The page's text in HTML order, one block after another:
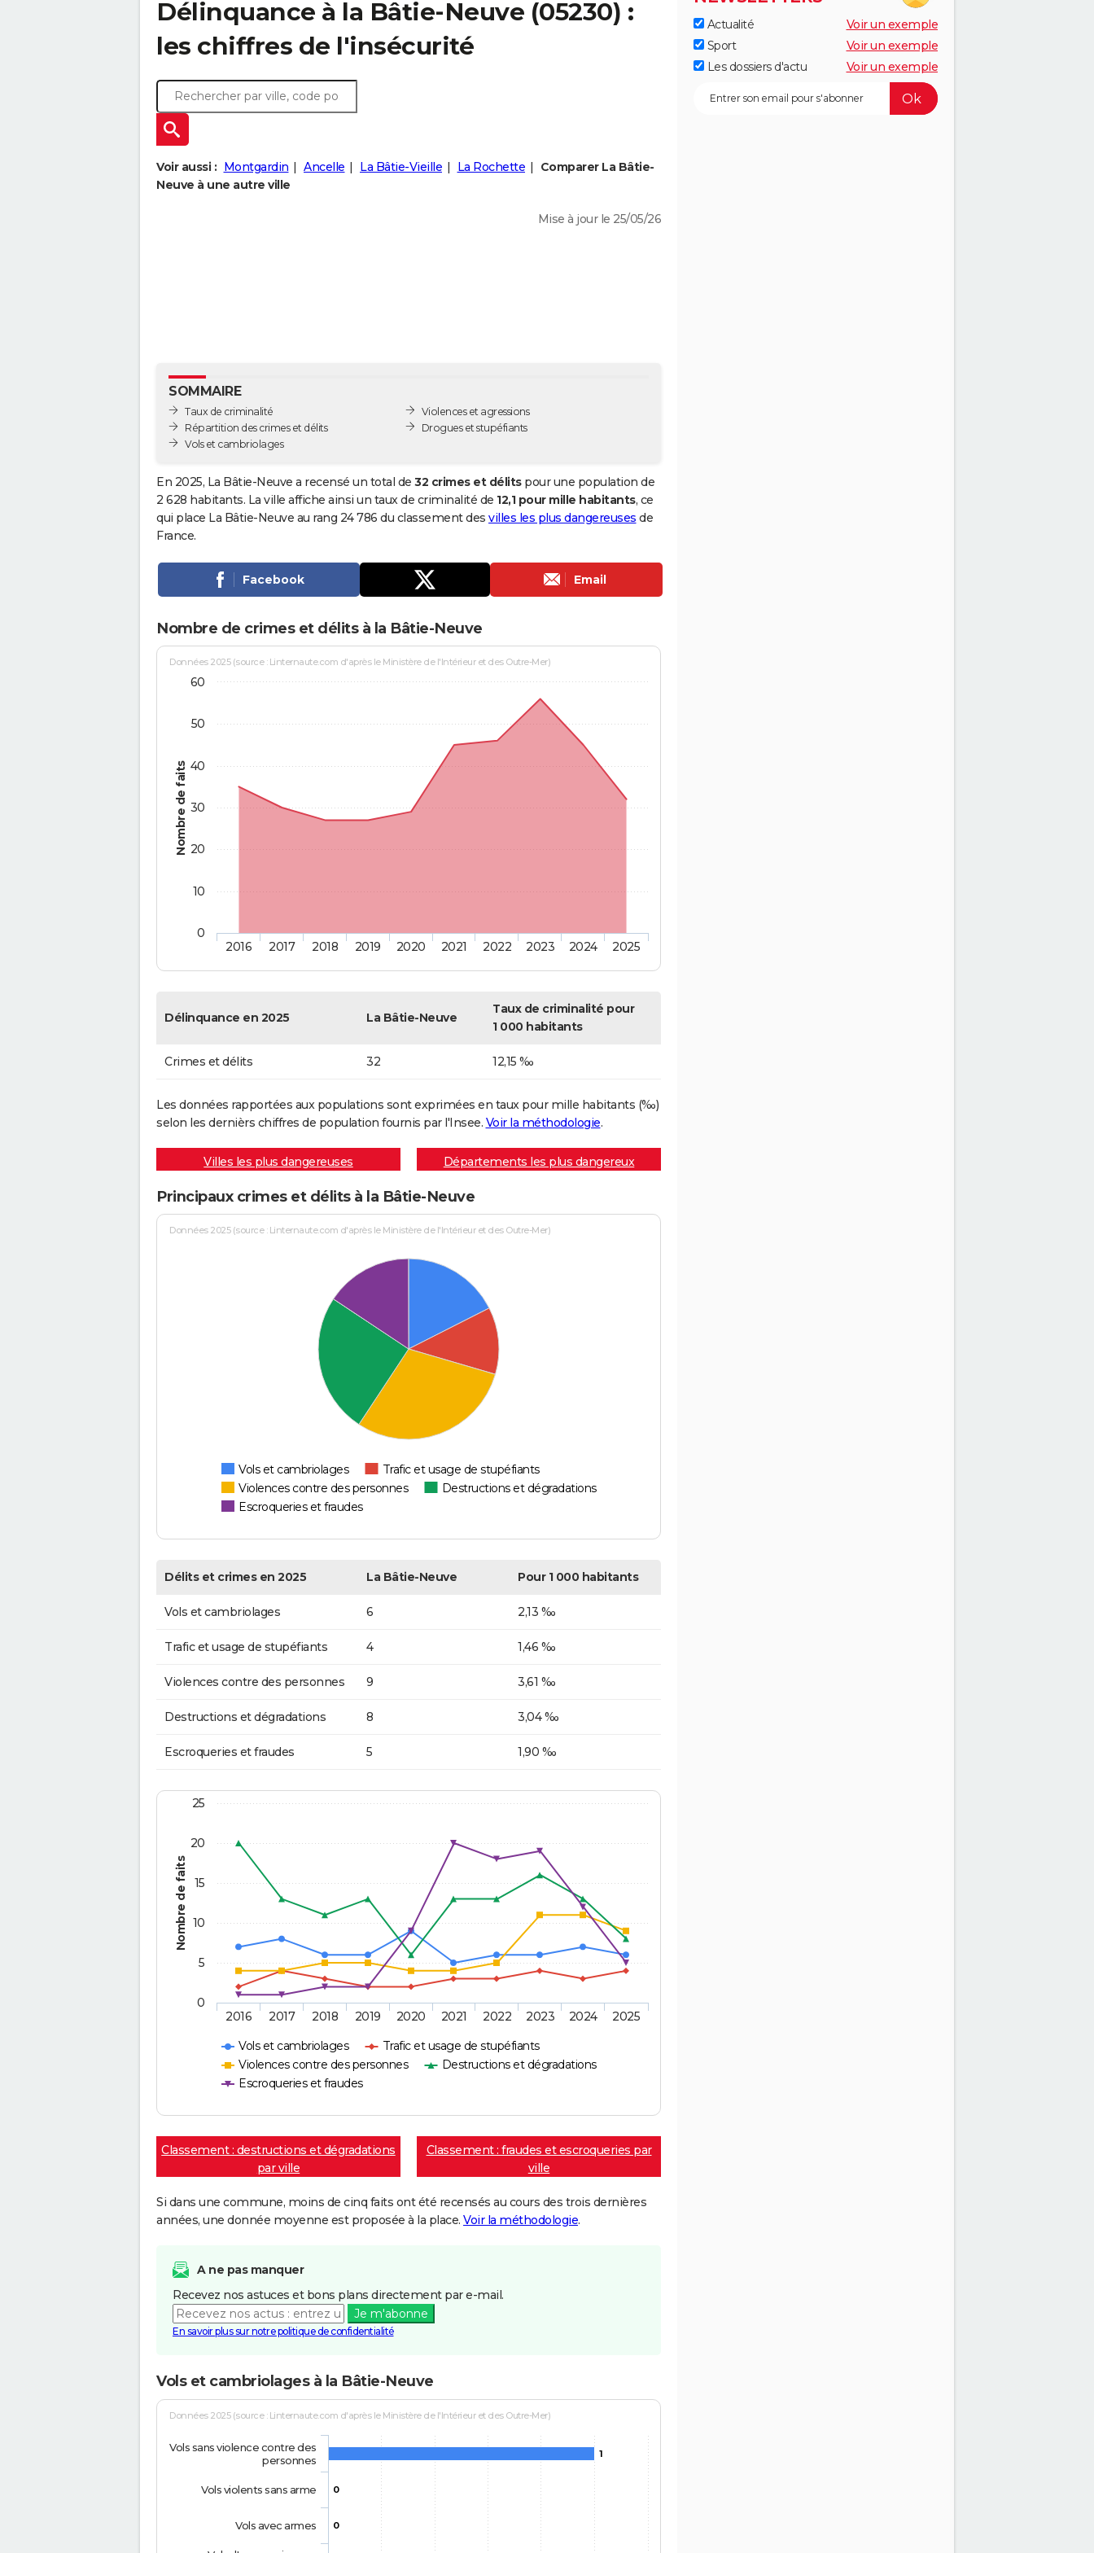
Délinquance à la Bâtie-Neuve (05230) :
les chiffres de l'insécurité
Voir aussi : Montgardin Ancelle La Bâtie-Vieille La Rochette
Comparer La Bâtie-
Neuve à une autre ville
Mise à jour le 25/05/26
SOMMAIRE
Taux de criminalité
Répartition des crimes et délits
Vols et cambriolages
Violences et agressions
Drogues et stupéfiants
En 2025, La Bâtie-Neuve a recensé un total de 32 crimes et délitspour une population de
2 628 habitants. La ville affiche ainsi un taux de criminalité de 12,1 pour mille habitants, ce
qui place La Bâtie-Neuve au rang 24 786 du classement des villes les plus dangereuses de
France.
Facebook Email
Nombre de crimes et délits à la Bâtie-Neuve
Nombre de faits
Données 2025 (source : Linternaute.com d'après le Ministère de l'Intérieur et des Outre-Mer)
2016 2017 2018 2019 2020 2021 2022 2023 2024 2025
0
10
20
30
40
50
60
Délinquance en 2025 La Bâtie-Neuve
Taux de criminalité pour
1 000 habitants
Crimes et délits 32 12,15 ‰
Les données rapportées aux populations sont exprimées en taux pour mille habitants (‰)
selon les dernièrs chiffres de population fournis par l'Insee. Voir la méthodologie.
Villes les plus dangereuses Départements les plus dangereux
Principaux crimes et délits à la Bâtie-Neuve
Données 2025 (source : Linternaute.com d'après le Ministère de l'Intérieur et des Outre-Mer)
Vols et cambriolages
Trafic et usage de stupéfiants
Violences contre des personnes
Destructions et dégradations
Escroqueries et fraudes
Délits et crimes en 2025 La Bâtie-Neuve Pour 1 000 habitants
Vols et cambriolages 6 2,13 ‰
Trafic et usage de stupéfiants 4 1,46 ‰
Violences contre des personnes 9 3,61 ‰
Destructions et dégradations 8 3,04 ‰
Escroqueries et fraudes 5 1,90 ‰
Nombre de faits
Vols et cambriolages
Trafic et usage de stupéfiants
Violences contre des personnes
Destructions et dégradations
Escroqueries et fraudes
2016 2017 2018 2019 2020 2021 2022 2023 2024 2025
0
5
10
15
20
25
Classement : destructions et dégradations
par ville
Classement : fraudes et escroqueries par
ville
Si dans une commune, moins de cinq faits ont été recensés au cours des trois dernières
années, une donnée moyenne est proposée à la place. Voir la méthodologie.
A ne pas manquer
Recevez nos astuces et bons plans directement par e-mail.
Je m'abonne
En savoir plus sur notre politique de confidentialité
Vols et cambriolages à la Bâtie-Neuve
Données 2025 (source : Linternaute.com d'après le Ministère de l'Intérieur et des Outre-Mer)
1
0
0
Vols sans violence contre des
personnes
Vols violents sans arme
Vols avec armes
Actualité
Voir un exemple
Sport
Voir un exemple
Les dossiers d'actu
Voir un exemple